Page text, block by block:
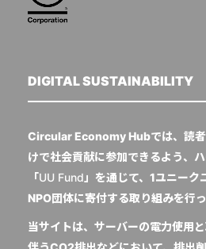
DIGITAL SUSTAINABILITY
Circular Economy Hubでは、読
けで社会貢献に参加できるよう、
「UU Fund 」を通じて、1ユニー
NPO団体に寄付する取り組みを行っ
当サイトは、サーバーの電力使用